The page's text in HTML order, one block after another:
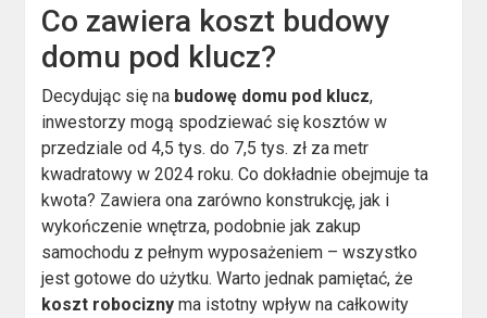
Co zawiera koszt budowy
domu pod klucz?
Decydując się na budowę domu pod klucz,
inwestorzy mogą spodziewać się kosztów w
przedziale od 4,5 tys. do 7,5 tys. zł za metr
kwadratowy w 2024 roku. Co dokładnie obejmuje ta
kwota? Zawiera ona zarówno konstrukcję, jak i
wykończenie wnętrza, podobnie jak zakup
samochodu z pełnym wyposażeniem – wszystko
jest gotowe do użytku. Warto jednak pamiętać, że
koszt robocizny ma istotny wpływ na całkowity